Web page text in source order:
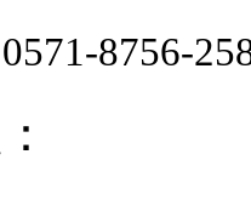
0571-8756-